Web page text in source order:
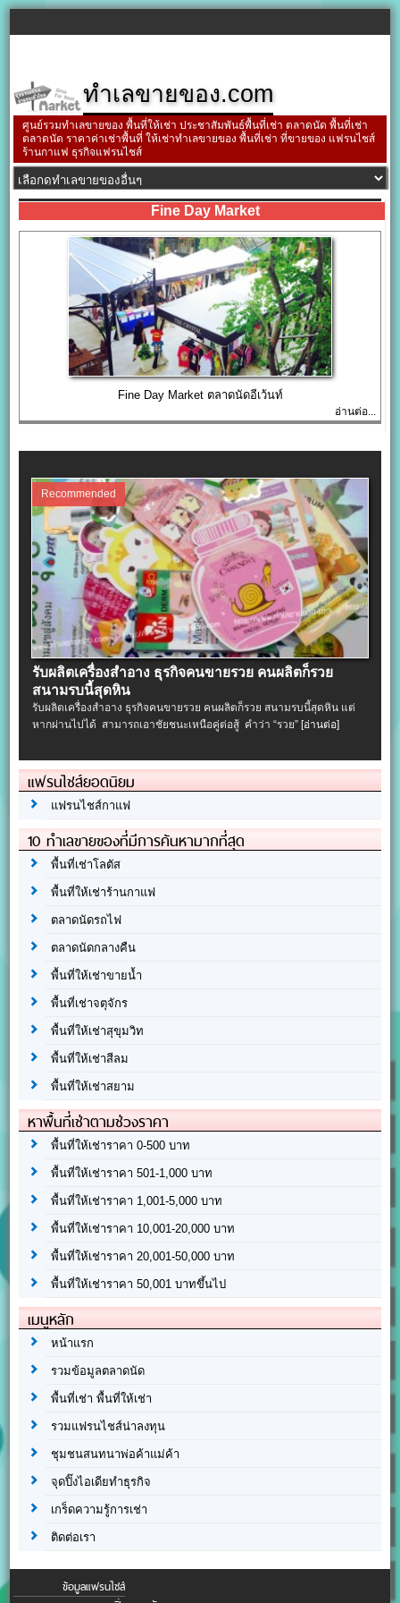
ทำเลขายของ.com
ศูนย์รวมทำเลขายของ พื้นที่ให้เช่า ประชาสัมพันธ์พื้นที่เช่า ตลาดนัด พื้นที่เช่า
ตลาดนัด ราคาค่าเช่าพื้นที่ ให้เช่าทำเลขายของ พื้นที่เช่า ที่ขายของ แฟรนไชส์
ร้านกาแฟ ธุรกิจแฟรนไชส์
Fine Day Market
Fine Day Market ตลาดนัดอีเว้นท์
อ่านต่อ...
Recommended
รับผลิตเครื่องสําอาง ธุรกิจคนขายรวย คนผลิตก็รวย
สนามรบนี้สุดหิน
รับผลิตเครื่องสําอาง ธุรกิจคนขายรวย คนผลิตก็รวย สนามรบนี้สุดหิน แต่
หากผ่านไปได้ สามารถเอาชัยชนะเหนือคู่ต่อสู้ คำว่า “รวย”[อ่านต่อ]
แฟรนไชส์ยอดนิยม
แฟรนไชส์กาแฟ
10 ทำเลขายของที่มีการค้นหามากที่สุด
พื้นที่เช่าโลตัส
พื้นที่ให้เช่าร้านกาแฟ
ตลาดนัดรถไฟ
ตลาดนัดกลางคืน
พื้นที่ให้เช่าขายน้ำ
พื้นที่เช่าจตุจักร
พื้นที่ให้เช่าสุขุมวิท
พื้นที่ให้เช่าสีลม
พื้นที่ให้เช่าสยาม
หาพื้นที่เช่าตามช่วงราคา
พื้นที่ให้เช่าราคา 0-500 บาท
พื้นที่ให้เช่าราคา 501-1,000 บาท
พื้นที่ให้เช่าราคา 1,001-5,000 บาท
พื้นที่ให้เช่าราคา 10,001-20,000 บาท
พื้นที่ให้เช่าราคา 20,001-50,000 บาท
พื้นที่ให้เช่าราคา 50,001 บาทขึ้นไป
เมนูหลัก
หน้าแรก
รวมข้อมูลตลาดนัด
พื้นที่เช่า พื้นที่ให้เช่า
รวมแฟรนไชส์น่าลงทุน
ชุมชนสนทนาพ่อค้าแม่ค้า
จุดปิ๊งไอเดียทำธุรกิจ
เกร็ดความรู้การเช่า
ติดต่อเรา
ข้อมูลแฟรนไชส์